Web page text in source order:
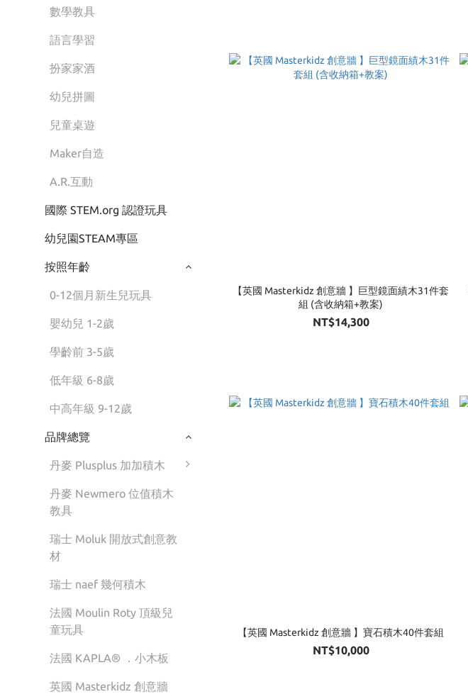
數學教具
語言學習
扮家家酒
幼兒拼圖
兒童桌遊
Maker自造
A.R.互動
國際 STEM.org 認證玩具
幼兒園STEAM專區
按照年齡
0-12個月新生兒玩具
嬰幼兒 1-2歲
學齡前 3-5歲
低年級 6-8歲
中高年級 9-12歲
品牌總覽
丹麥 Plusplus 加加積木
丹麥 Newmero 位值積木
教具
瑞士 Moluk 開放式創意教
材
瑞士 naef 幾何積木
法國 Moulin Roty 頂級兒
童玩具
法國 KAPLA® ．小木板
英國 Masterkidz 創意牆
【英國 Masterkidz 創意牆 】巨型鏡面績木31件套
組 (含收納箱+教案)
NT$14,300
【英國 Masterkidz 創意牆 】寶石積木40件套組
NT$10,000